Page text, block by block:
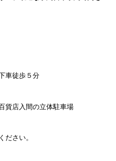
車徒歩５分
貨店入間の立体駐車場
ださい。